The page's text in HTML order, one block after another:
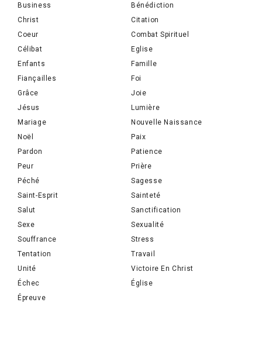
Business
Bénédiction
Christ
Citation
Coeur
Combat Spirituel
Célibat
Eglise
Enfants
Famille
Fiançailles
Foi
Grâce
Joie
Jésus
Lumière
Mariage
Nouvelle Naissance
Noël
Paix
Pardon
Patience
Peur
Prière
Péché
Sagesse
Saint-Esprit
Sainteté
Salut
Sanctification
Sexe
Sexualité
Souffrance
Stress
Tentation
Travail
Unité
Victoire En Christ
Échec
Église
Épreuve